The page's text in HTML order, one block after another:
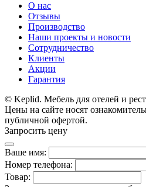
О нас
Отзывы
Производство
Наши проекты и новости
Сотрудничество
Клиенты
Акции
Гарантия
© Keplid. Мебель для отелей и
Цены на сайте носят
публичной офертой.
Запросить цену
Ваше имя:
Номер телефона:
Товар: